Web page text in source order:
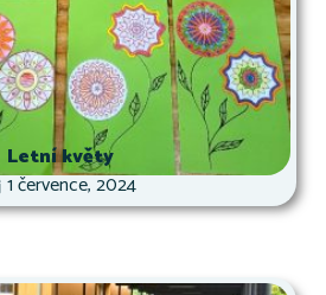
Letní květy
1 července, 2024